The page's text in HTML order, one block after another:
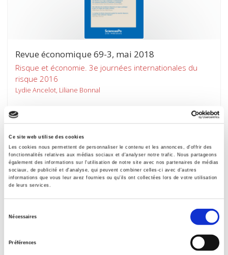
Ce site web utilise des cookies
Les cookies nous permettent de personnaliser le contenu et les annonces, d'offrir des
fonctionnalités relatives aux médias sociaux et d'analyser notre trafic. Nous partageons
également des informations sur l'utilisation de notre site avec nos partenaires de médias
sociaux, de publicité et d'analyse, qui peuvent combiner celles-ci avec d'autres
informations que vous leur avez fournies ou qu'ils ont collectées lors de votre utilisation
de leurs services.
Nécessaires
Préférences
Revue économique 69-3, mai 2018
Risque et économie. 3e journées internationales du
risque 2016
Lydie Ancelot, Liliane Bonnal